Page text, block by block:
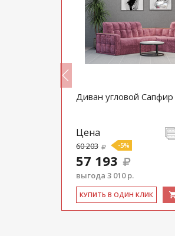
Диван угловой
Цена
60 203 -5%
57 193
выгода 3 010 р.
КУ­ПИТЬ В ОДИН КЛИК